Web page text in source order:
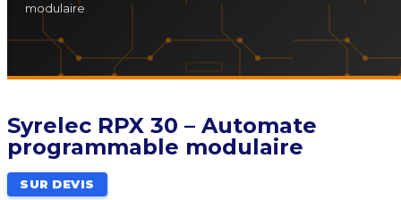
modulaire
Syrelec RPX 30 – Automate
programmable modulaire
SUR DEVIS